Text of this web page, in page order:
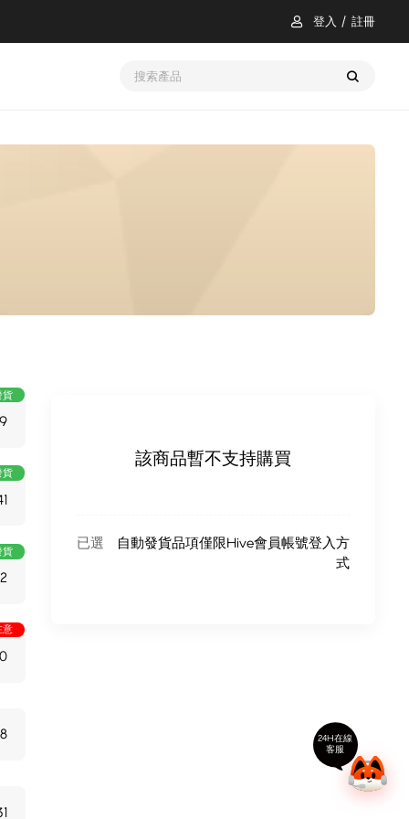
登入 註冊
貨
貨
貨
0
意
該商品暫不支持購買
已選
自動發貨品項僅限Hive會員帳號登入方
式
24H在線
客服